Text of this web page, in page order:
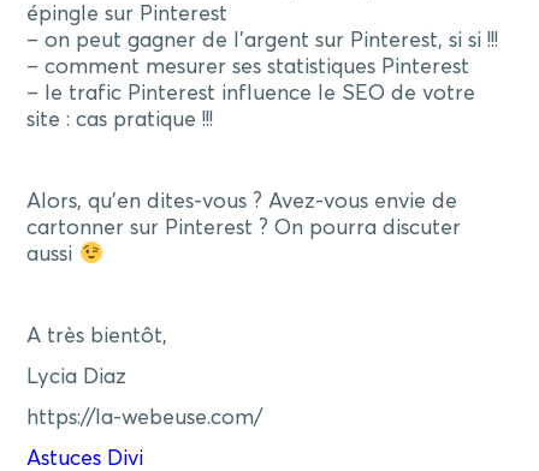
épingle sur Pinterest
– on peut gagner de l’argent sur Pinterest, si si !!!
– comment mesurer ses statistiques Pinterest
– le trafic Pinterest influence le SEO de votre
site : cas pratique !!!
Alors, qu’en dites-vous ? Avez-vous envie de
cartonner sur Pinterest ? On pourra discuter
aussi
A très bientôt,
Lycia Diaz
https://la-webeuse.com/
Astuces Divi